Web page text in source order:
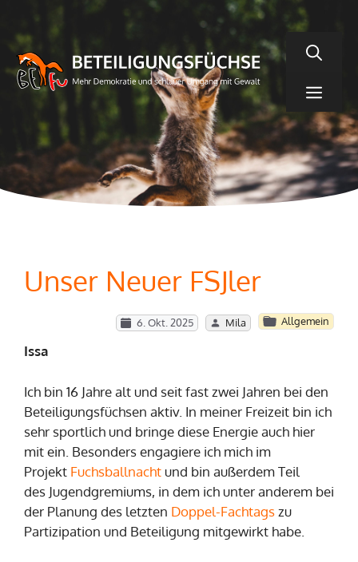
springen
Unser Neuer FSJler
6. Okt. 2025 Mila Allgemein
Issa
Ich bin 16 Jahre alt und seit fast zwei Jahren bei den
Beteiligungsfüchsen aktiv. In meiner Freizeit bin ich
sehr sportlich und bringe diese Energie auch hier
mit ein. Besonders engagiere ich mich im
Projekt Fuchsballnachtund bin außerdem Teil
des Jugendgremiums, in dem ich unter anderem bei
der Planung des letzten Doppel-Fachtagszu
Partizipation und Beteiligung mitgewirkt habe.